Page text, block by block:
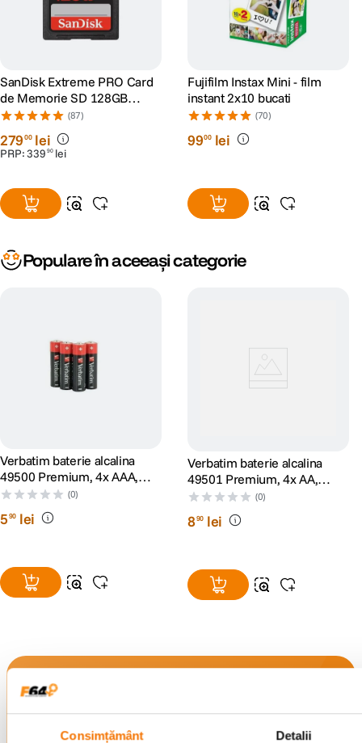
Consimțământ Detalii
SanDisk Extreme PRO Card
de Memorie SD 128GB
SDXC UHS-I Class 10 U3 V30
+ 2 Ani RescuePRO Deluxe
(87)
27900 lei
PRP:339 90 lei
Fujifilm Instax Mini - film
instant 2x10 bucati
(70)
9900 lei
Populare în aceeași categorie
Verbatim baterie alcalina
49500 Premium, 4x AAA,
Blister
(0)
590 lei
Verbatim baterie alcalina
49501 Premium, 4x AA,
Blister
(0)
890 lei
pentru tine.